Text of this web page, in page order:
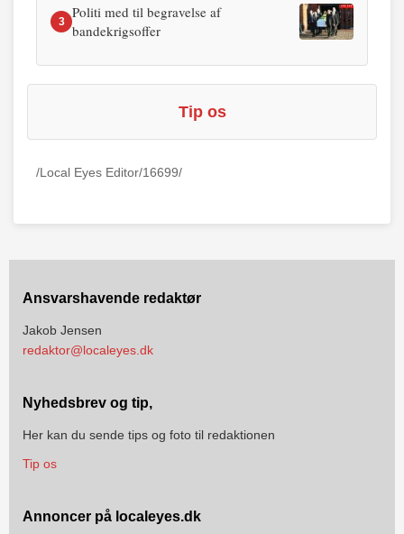
3
Politi med til begravelse af
bandekrigsoffer
Tip os
/Local Eyes Editor/16699/
Ansvarshavende redaktør
Jakob Jensen
redaktor@localeyes.dk
Nyhedsbrev og tip,
Her kan du sende tips og foto til redaktionen
Tip os
Annoncer på localeyes.dk